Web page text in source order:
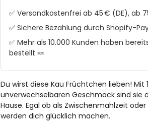
✅ Versandkostenfrei ab 45 € (DE), ab
✅ Sichere Bezahlung durch Shopify-
✅ Mehr als 10.000 Kunden haben
bestellt 🍬
Du wirst diese Kau Früchtchen lieben!
unverwechselbaren Geschmack sind sie
Hause. Egal ob als Zwischenmahlzeit
werden dich glücklich machen.